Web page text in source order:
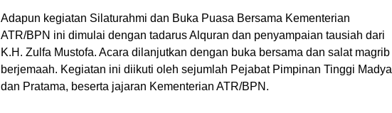
Adapun kegiatan Silaturahmi dan Buka Puasa Bersama Kementerian
ATR/BPN ini dimulai dengan tadarus Alquran dan penyampaian tausiah dari
K.H. Zulfa Mustofa. Acara dilanjutkan dengan buka bersama dan salat magrib
berjemaah. Kegiatan ini diikuti oleh sejumlah Pejabat Pimpinan Tinggi Madya
dan Pratama, beserta jajaran Kementerian ATR/BPN.